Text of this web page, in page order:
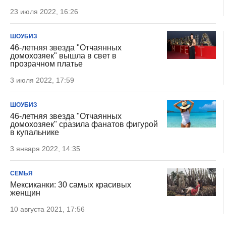
23 июля 2022, 16:26
ШОУБИЗ
46-летняя звезда "Отчаянных
домохозяек" вышла в свет в
прозрачном платье
3 июля 2022, 17:59
ШОУБИЗ
46-летняя звезда "Отчаянных
домохозяек" сразила фанатов фигурой
в купальнике
3 января 2022, 14:35
СЕМЬЯ
Мексиканки: 30 самых красивых
женщин
10 августа 2021, 17:56